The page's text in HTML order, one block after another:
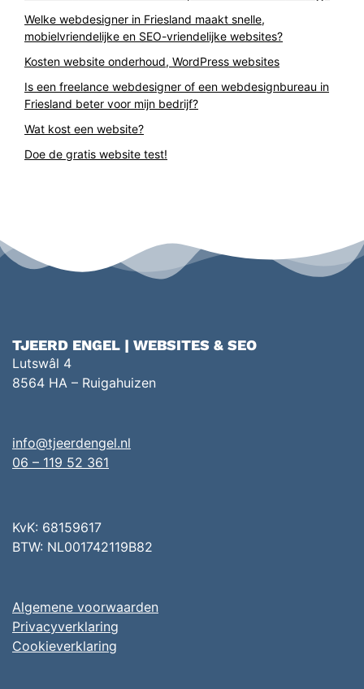
Welke webdesigner in Friesland maakt snelle,
mobielvriendelijke en SEO-vriendelijke websites?
Kosten website onderhoud, WordPress websites
Is een freelance webdesigner of een webdesignbureau in
Friesland beter voor mijn bedrijf?
Wat kost een website?
Doe de gratis website test!
TJEERD ENGEL | WEBSITES & SEO
Lutswâl 4
8564 HA – Ruigahuizen
info@tjeerdengel.nl
06 – 119 52 361
KvK: 68159617
BTW: NL001742119B82
Algemene voorwaarden
Privacyverklaring
Cookieverklaring